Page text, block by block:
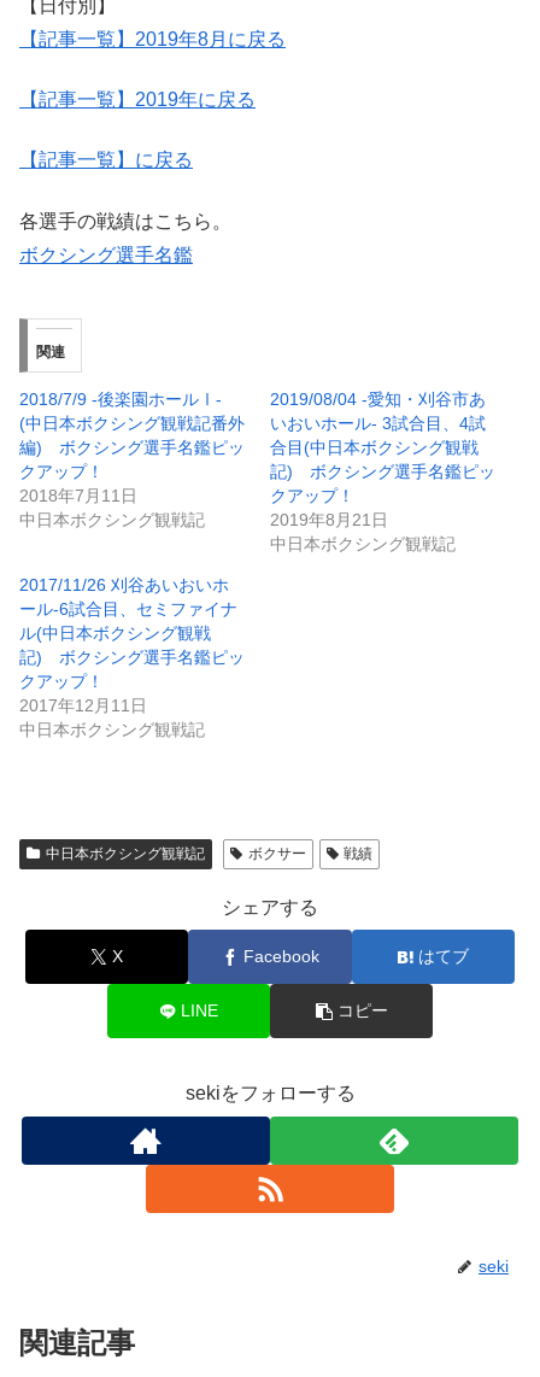
【日付別】
【記事一覧】2019年8月に戻る
【記事一覧】2019年に戻る
【記事一覧】に戻る
各選手の戦績はこちら。
ボクシング選手名鑑
関連
2018/7/9 -後楽園ホールⅠ-
(中日本ボクシング観戦記番外
編) ボクシング選手名鑑ピッ
クアップ！
2018年7月11日
中日本ボクシング観戦記
2019/08/04 -愛知・刈谷市あ
いおいホール- 3試合目、4試
合目(中日本ボクシング観戦
記) ボクシング選手名鑑ピッ
クアップ！
2019年8月21日
中日本ボクシング観戦記
2017/11/26 刈谷あいおいホ
ール-6試合目、セミファイナ
ル(中日本ボクシング観戦
記) ボクシング選手名鑑ピッ
クアップ！
2017年12月11日
中日本ボクシング観戦記
中日本ボクシング観戦記 ボクサー 戦績
シェアする
X Facebook はてブ
LINE コピー
sekiをフォローする
seki
関連記事